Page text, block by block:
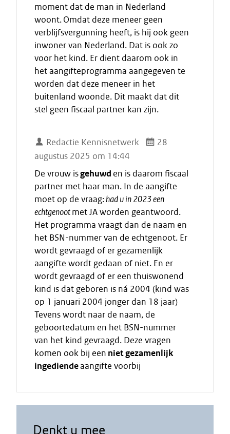
moment dat de man in Nederland
woont. Omdat deze meneer geen
verblijfsvergunning heeft, is hij ook geen
inwoner van Nederland. Dat is ook zo
voor het kind. Er dient daarom ook in
het aangifteprogramma aangegeven te
worden dat deze meneer in het
buitenland woonde. Dit maakt dat dit
stel geen fiscaal partner kan zijn.
Redactie Kennisnetwerk
28
augustus 2025 om 14:44
De vrouw isgehuwd en is daarom fiscaal
partner met haar man. In de aangifte
moet op de vraag:had u in 2023 een
echtgenootmet JA worden geantwoord.
Het programma vraagt dan de naam en
het BSN-nummer van de echtgenoot. Er
wordt gevraagd of er gezamenlijk
aangifte wordt gedaan of niet. En er
wordt gevraagd of er een thuiswonend
kind is dat geboren is ná 2004 (kind was
op 1 januari 2004 jonger dan 18 jaar)
Tevens wordt naar de naam, de
geboortedatum en het BSN-nummer
van het kind gevraagd. Deze vragen
komen ook bij een niet gezamenlijk
ingediendeaangifte voorbij
Denkt u mee